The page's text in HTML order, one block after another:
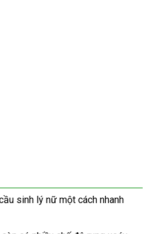
sinh lý nữ một cách nhanh